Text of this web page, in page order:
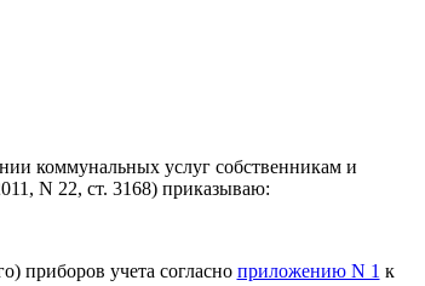
коммунальных услуг собственникам и
N 22, ст. 3168) приказываю:
приборов учета согласно приложению N 1 к